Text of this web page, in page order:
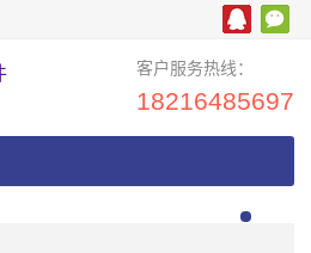
客户服务热线：
18216485697